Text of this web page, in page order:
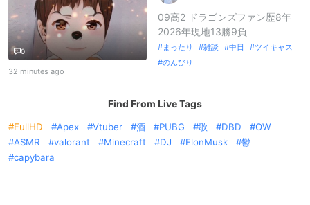
0
32 minutes ago
09高2 ドラゴンズファン歴8年
2026年現地13勝9負
まったり 雑談 中日
ツイキャス
のんびり
Find From Live Tags
FullHD Apex Vtuber 酒 PUBG 歌 DBD
OW
ASMR
valorant Minecraft DJ ElonMusk
鬱
capybara